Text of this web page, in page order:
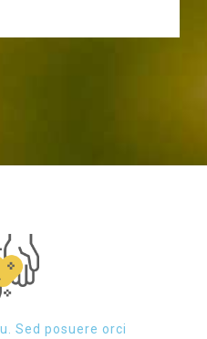
Sed posuere orci